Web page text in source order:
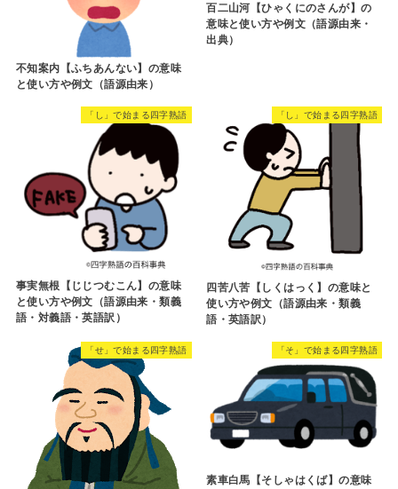
不知案内【ふちあんない】の意味
と使い方や例文（語源由来）
百二山河【ひゃくにのさんが】の
意味と使い方や例文（語源由来・
出典）
「し」で始まる四字熟語
事実無根【じじつむこん】の意味
と使い方や例文（語源由来・類義
語・対義語・英語訳）
「し」で始まる四字熟語
四苦八苦【しくはっく】の意味と
使い方や例文（語源由来・類義
語・英語訳）
「せ」で始まる四字熟語 「そ」で始まる四字熟語
素車白馬【そしゃはくば】の意味